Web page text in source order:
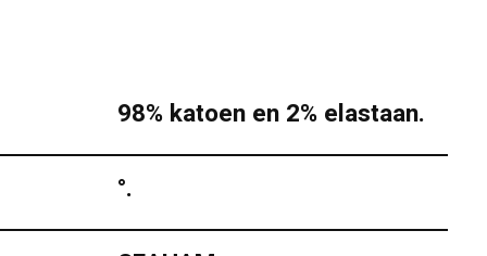
98% katoen en 2% elastaan.
°.